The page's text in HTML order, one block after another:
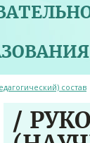
состав
/